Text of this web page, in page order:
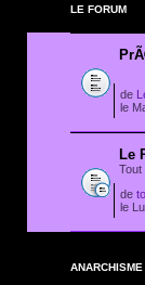
LE FORUM
de
le
Le
Tout
de
le
ANARCHISME